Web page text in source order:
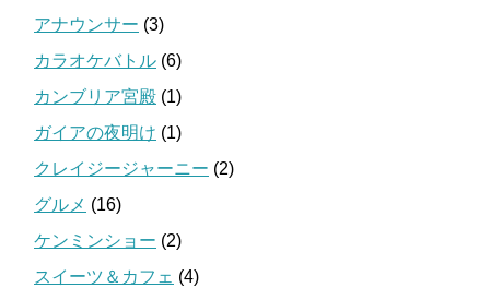
アナウンサー (3)
カラオケバトル (6)
カンブリア宮殿 (1)
ガイアの夜明け (1)
クレイジージャーニー (2)
グルメ (16)
ケンミンショー (2)
スイーツ＆カフェ (4)